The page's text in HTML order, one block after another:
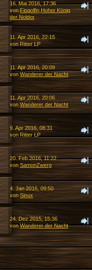
16. Mai 2016, 17:36
vonFingolfin,Hoher König
der Noldor
11. Apr 2016, 22:15
von Ritter LP
11. Apr 2016, 20:09
vonWanderer der Nacht
11. Apr 2016, 20:06
von Wanderer der Nacht
9. Apr 2016, 08:31
von Ritter LP
20. Feb 2016, 11:22
vonSamonZwerg
4. Jan 2016, 09:50
vonSinux
24. Dez 2015, 15:36
vonWanderer der Nacht